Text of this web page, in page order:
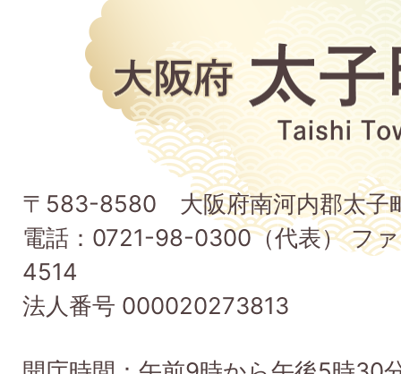
町
Taishi
Town
〒583-8580 大阪府南河内郡太子
電話：0721-98-0300（代表） フ
4514
法人番号 000020273813